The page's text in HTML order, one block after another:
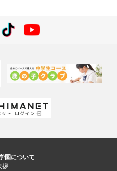
園について
拶